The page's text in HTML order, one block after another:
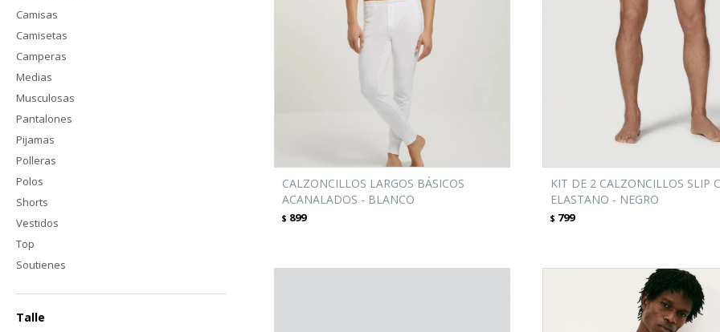
CALZONCILLOS LARGOS BÁSICOS
ACANALADOS - BLANCO
$ 899
KIT DE 2 CALZONCILLOS SLIP
ELASTANO - NEGRO
$ 799
Camisas
Camisetas
Camperas
Medias
Musculosas
Pantalones
Pijamas
Polleras
Polos
Shorts
Vestidos
Top
Soutienes
Talle